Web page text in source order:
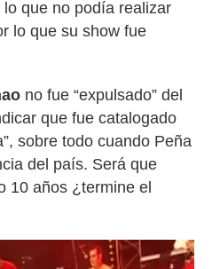
que no podía realizar
lo que su show fue
no fue “expulsado” del
que fue catalogado
sobre todo cuando Peña
del país. Será que
10 años ¿termine el